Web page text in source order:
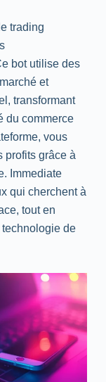
trading
bot utilise des
et
transformant
du commerce
vous
profits grâce à
Immediate
qui cherchent à
tout en
technologie de